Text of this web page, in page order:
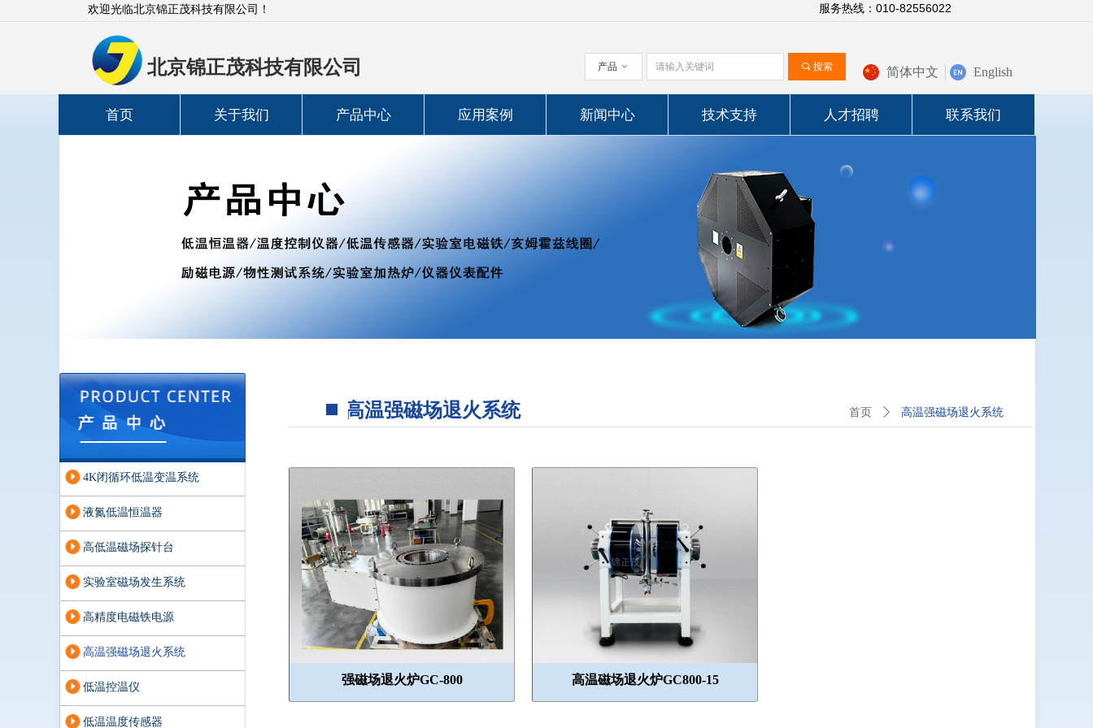
服务热线：010-82556022
끠 搜索
产品 ꀁ 简体中文 English
欢迎光临北京锦正茂科技有限公司！
北京锦正茂科技有限公司
首页 关于我们 产品中心 应用案例 新闻中心 技术支持 人才招聘 联系我们
强磁场退火炉GC-800 高温磁场退火炉GC800-15
4K闭循环低温变温系统
液氮低温恒温器
高低温磁场探针台
实验室磁场发生系统
高精度电磁铁电源
高温强磁场退火系统
低温控温仪
低温温度传感器
ꄲ 高温强磁场退火系统 首页 ꄲ 高温强磁场退火系统